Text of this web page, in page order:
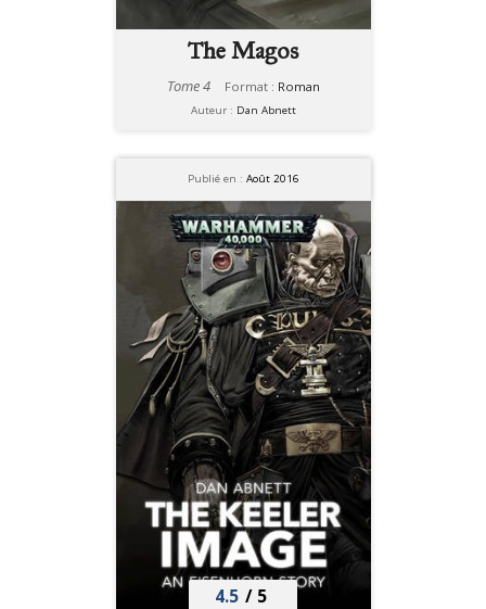
The Magos
Tome 4 Format : Roman
Auteur : Dan Abnett
Publié en : Août 2016
4.5 / 5